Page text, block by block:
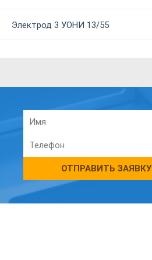
Электрод 3 УОНИ 13/55
ОТПРАВИТЬ ЗАЯВКУ